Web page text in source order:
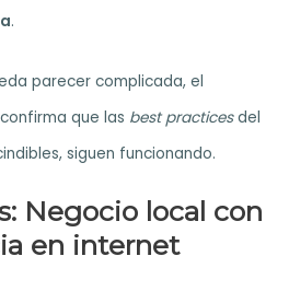
.
parecer complicada, el
que las best practicesdel
siguen funcionando.
Negocio local con
en internet